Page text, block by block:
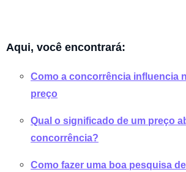
Aqui, você encontrará:
Como a concorrência influencia
preço
Qual o significado de um preço
concorrência?
Como fazer uma boa pesquisa